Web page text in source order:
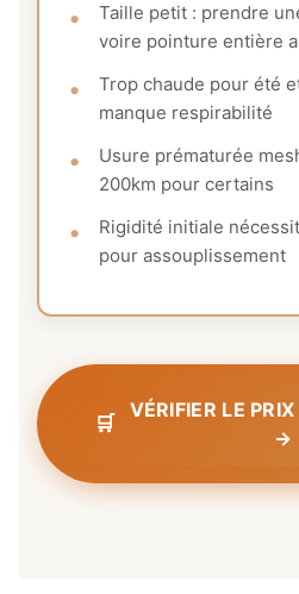
Taille petit : prendre
voire pointure entière
Trop chaude pour été
manque respirabilité
Usure prématurée
200km pour certains
Rigidité initiale
pour assouplissement
VÉRIFIER LE
→